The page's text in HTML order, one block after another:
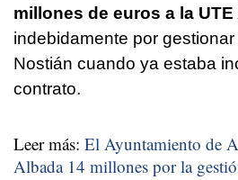
millones de euros a la UTE
indebidamente por
Nostián cuando ya estaba
contrato.
Leer más: El Ayuntamiento de
Albada 14 millones por la